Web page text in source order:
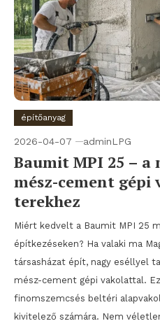
építőanyag
2026-04-07 adminLPG
Baumit MPI 25 – a
mész-cement gépi
terekhez
Miért kedvelt a Baumit MPI 25
építkezéseken? Ha valaki ma
társasházat épít, nagy eséllyel
mész-cement gépi vakolattal.
finomszemcsés beltéri
kivitelező számára. Nem